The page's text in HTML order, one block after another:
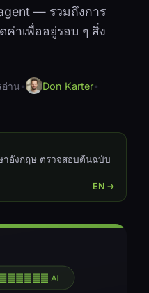
— รวมถึงการ
าเพื่ออยู่รอบ ๆ สิ่ง
าน• Don Karter•
อังกฤษ ตรวจสอบต้นฉบับ
EN →